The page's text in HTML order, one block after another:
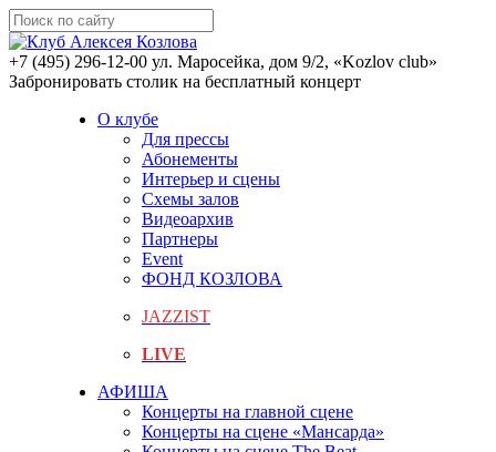
+7 (495) 296-12-00 ул. Маросейка, дом 9/2, «Kozlov club»
Забронировать столик на бесплатный концерт
О клубе
Для прессы
Абонементы
Интерьер и сцены
Схемы залов
Видеоархив
Партнеры
Event
ФОНД КОЗЛОВА
JAZZIST
LIVE
АФИША
Концерты на главной сцене
Концерты на сцене «Мансарда»